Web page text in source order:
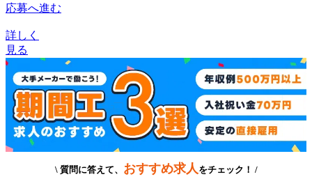
応募へ進む
詳しく
見る
\ 質問に答えて、 おすすめ求人 をチェック！ /